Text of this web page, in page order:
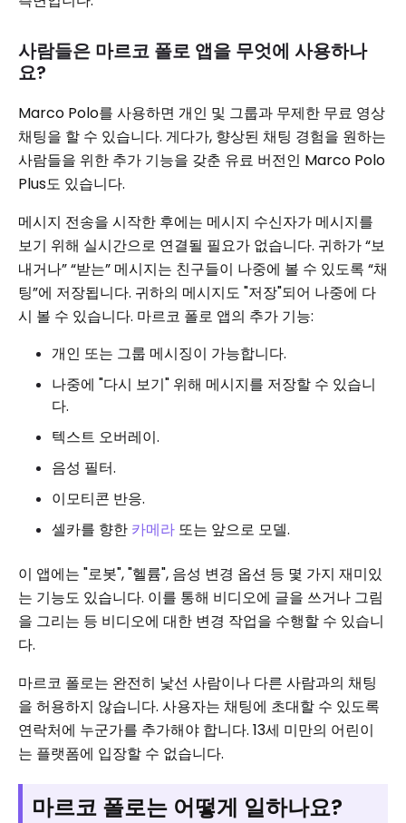
사람들은 마르코 폴로 앱을 무엇에 사용하나
요?
Marco Polo를 사용하면 개인 및 그룹과 무제한 무료 영상
채팅을 할 수 있습니다. 게다가, 향상된 채팅 경험을 원하는
사람들을 위한 추가 기능을 갖춘 유료 버전인 Marco Polo
Plus도 있습니다.
메시지 전송을 시작한 후에는 메시지 수신자가 메시지를
보기 위해 실시간으로 연결될 필요가 없습니다. 귀하가 “보
내거나” “받는” 메시지는 친구들이 나중에 볼 수 있도록 “채
팅”에 저장됩니다. 귀하의 메시지도 "저장"되어 나중에 다
시 볼 수 있습니다. 마르코 폴로 앱의 추가 기능:
개인 또는 그룹 메시징이 가능합니다.
나중에 "다시 보기" 위해 메시지를 저장할 수 있습니
다.
텍스트 오버레이.
음성 필터.
이모티콘 반응.
셀카를 향한 카메라 또는 앞으로 모델.
이 앱에는 "로봇", "헬륨", 음성 변경 옵션 등 몇 가지 재미있
는 기능도 있습니다. 이를 통해 비디오에 글을 쓰거나 그림
을 그리는 등 비디오에 대한 변경 작업을 수행할 수 있습니
다.
마르코 폴로는 완전히 낯선 사람이나 다른 사람과의 채팅
을 허용하지 않습니다. 사용자는 채팅에 초대할 수 있도록
연락처에 누군가를 추가해야 합니다. 13세 미만의 어린이
는 플랫폼에 입장할 수 없습니다.
마르코 폴로는 어떻게 일하나요?